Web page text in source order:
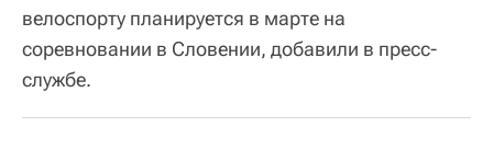
велоспорту планируется в марте на
соревновании в Словении, добавили в пресс-
службе.